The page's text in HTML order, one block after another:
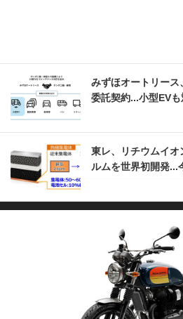
みずほオートリー
委託契約...小型EVも
東レ、リチウムイオ
ルムを世界初開発...